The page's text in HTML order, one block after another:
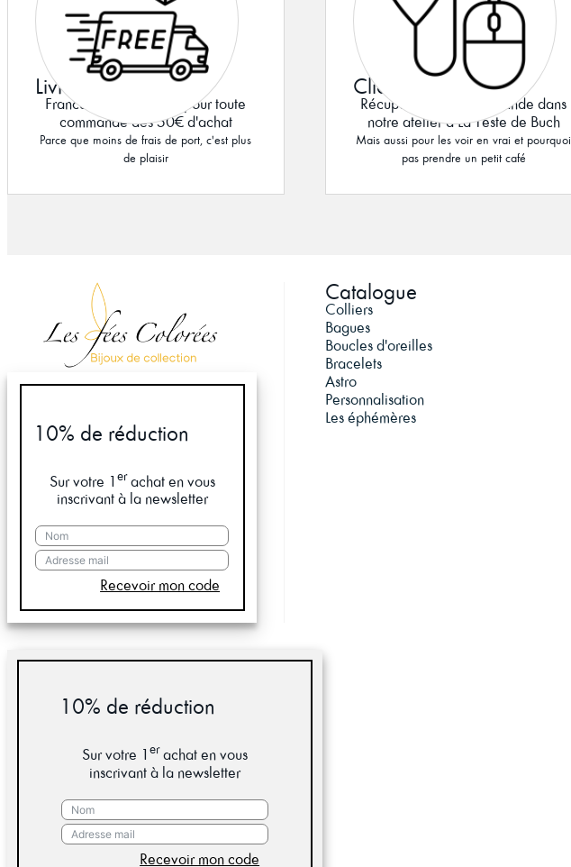
Livraison offerte
France métropolitaine pour toute
commande dès 50€ d'achat
Parce que moins de frais de port, c'est plus
de plaisir
Click & Collect
Récupérez votre commande dans
notre atelier à La Teste de Buch
Mais aussi pour les voir en vrai et pourquoi
pas prendre un petit café
10% de réduction
Sur votre 1 erachat en vous
inscrivant à la newsletter
Recevoir mon code
Catalogue
Colliers
Bagues
Boucles d'oreilles
Bracelets
Astro
Personnalisation
Les éphémères
10% de réduction
Sur votre 1 erachat en vous
inscrivant à la newsletter
Recevoir mon code